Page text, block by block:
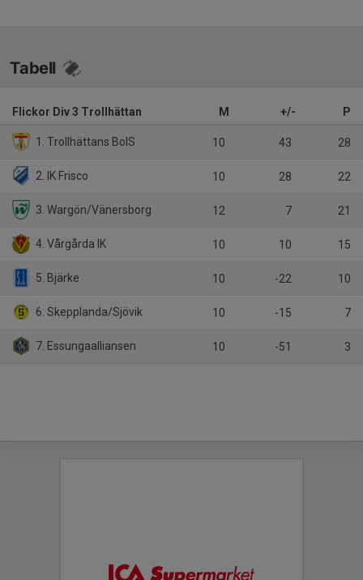
Tabell
Flickor Div 3 Trollhättan M +/- P
1. Trollhättans BoIS 10 43 28
2. IK Frisco 10 28 22
3. Wargön/Vänersborg 12 7 21
4. Vårgårda IK 10 10 15
5. Bjärke 10 -22 10
6. Skepplanda/Sjövik 10 -15 7
7. Essungaalliansen 10 -51 3